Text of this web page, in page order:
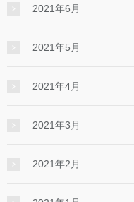
2021年6月
2021年5月
2021年4月
2021年3月
2021年2月